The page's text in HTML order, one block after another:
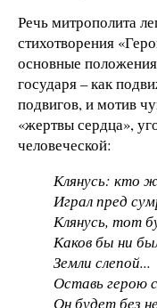
Речь митрополита
стихотворения
основные
государя – как
подвигов, и мотив
«жертвы сердца»,
человеческой:
Клянусь: кто
Играл пред
Клянусь, тот
Каков бы ни
Земли слепой...
Оставь герою
Он будет без